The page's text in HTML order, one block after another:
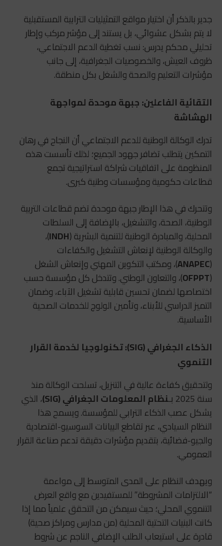
جدير بالذكر أن اختيار مواقع التمثيليات الترابية المستقبلية
لا يتم بشكل عشوائي، بل يستند إلى مؤشر مركب وإطار
تحليلي محكم يدرس: نسب تغطية الدعم الاجتماعي،
ظروف العيش، والخصوصيات الجغرافية، إلى جانب
مؤشرات التعليم والصحة والشغل بكل منطقة.
التقائية الفاعلين: جبهة موحدة لمواجهة
الهشاشة
تدرك الوكالة الوطنية للدعم الاجتماعي أن النجاح في رهان
التمكين يتطلب تضافر جهود الجميع؛ لذلك تأسست هذه
المنظومة على اتفاقيات شراكة استراتيجية تجمع
قطاعات حكومية ومؤسسات وطنية كبرى.
وتتحرك في هذا الإطار جبهة موحدة تضم قطاعات التربية
الوطنية، الصحة، والتشغيل، بالإضافة إلى السلطات
المحلية، والمبادرة الوطنية للتنمية البشرية (INDH)،
والوكالة الوطنية لإنعاش التشغيل والكفاءات
(
ANAPEC)، ومكتب التكوين المهني وإنعاش الشغل
(
OFPPT)، والتعاون الوطني. وتتدخل كل مؤسسة حسب
اختصاصها لضمان تحسين قابلية تشغيل الآباء، وضمان
التميز الدراسي للأبناء، وتأمين الولوج للخدمات الصحية
الأساسية.
الذكاء الجغرافي (SIG): تكنولوجيا لخدمة القرار
التنموي
ولتحقيق كفاءة عالية في التنزيل، تسلحت الوكالة منذ
سنة 2025 بـ
نظام المعلومات الجغرافي (SIG)
، الذي
يشكل عصب الذكاء الترابي للمؤسسة. ويسمح هذا
النظام السيادي، عبر تقاطع البيانات السوسيو-اقتصادية
والجيو-فضائية، بتقديم مؤشرات دقيقة تدعم صناعة القرار
العمومي.
ويهدف النظام على المدى المتوسط إلى مواءمة
“الالتزامات المشروطة” للمستفيدين مع واقع العرض
التنموي المحلي؛ حيث سيمكن من التحقق علمياً مما إذا
كانت البنيات التحتية المحلية (من مدارس ومراكز صحية)
قادرة على استيعاب الطلب الإضافي الناجم عن شروط